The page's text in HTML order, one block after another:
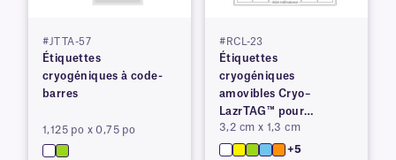
#JTTA-57
Étiquettes
cryogéniques à code-
barres
1,125 po x 0,75 po
#RCL-23
Étiquettes
cryogéniques
amovibles Cryo–
LazrTAG™ pour
imprimantes laser
3,2 cm x 1,3 cm
+5